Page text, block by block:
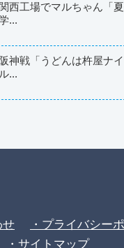
関西工場でマルちゃん「
...
阪神戦「うどんは杵屋ナ
ル...
せ
・プライバシー
・サイトマップ